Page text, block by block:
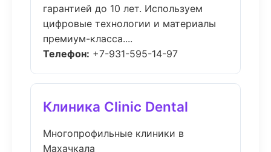
гарантией до 10 лет. Используем
цифровые технологии и материалы
премиум-класса....
Телефон: +7-931-595-14-97
Клиника Clinic Dental
Многопрофильные клиники в
Махачкала